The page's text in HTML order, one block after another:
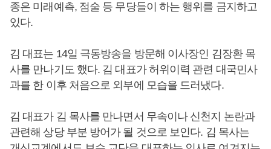
종은 미래예측, 점술 등 무당들이 하는 행위를 금지하고
있다.
김 대표는 14일 극동방송을 방문해 이사장인 김장환 목
사를 만나기도 했다. 김 대표가 허위이력 관련 대국민사
과를 한 이후 처음으로 외부에 모습을 드러냈다.
김 대표가 김 목사를 만나면서 무속이나 신천지 논란과
관련해 상당 부분 방어가 될 것으로 보인다. 김 목사는